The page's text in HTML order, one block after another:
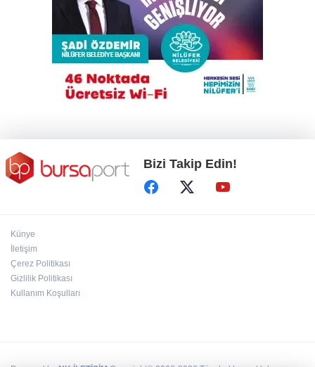
Büyükşehir Keles’te ulaşım kalitesini artırıyor
Suikast timinin son firarisinden kan
donduran ifadeler
Bizi Takip Edin!
Künye
İletişim
Çerez Politikası
Gizlilik Politikası
Kullanım Koşulları